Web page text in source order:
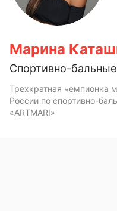
Марина
Спортивно-
Трехкратная чемпионка
России по спортивно-
«ARTMARI»